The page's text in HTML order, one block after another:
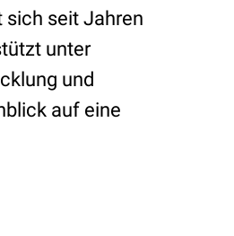
sich seit Jahren
unter
und
auf eine